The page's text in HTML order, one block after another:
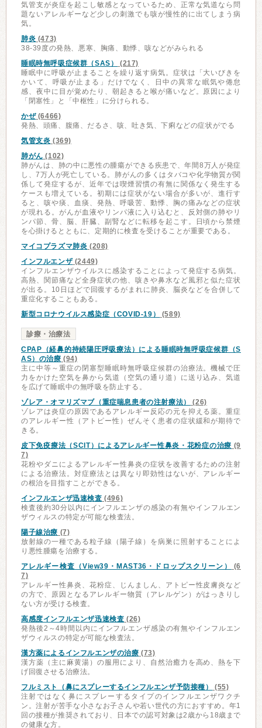
気管支が炎症を起こし敏感となっているため、正常な気道なら問
題ないアレルギーなど少しの刺激でも咳が慢性的に出てしまう病
気。
肺炎 (473)
38-39度の発熱、悪寒、胸痛、動悸、咳などがみられる
睡眠時無呼吸症候群（SAS）
(217)
睡眠中に呼吸が止まることを繰り返す病気。症状は「大いびきを
かいて、呼吸が止まる」だけでなく、日中の異常な眠気や倦怠
感、夜中に目が覚めたり、朝起きると喉が痛いなど。原因により
「閉塞性」と「中枢性」に分けられる。
かぜ(6466)
発熱、頭痛、腹痛、だるさ、咳、吐き気、下痢などの症状がでる
気管支炎 (369)
肺がん (102)
肺がんは、肺の中に悪性の腫瘍ができる疾患で、年間8万人が発症
し、7万人が死亡している。肺がんの多くはタバコや化学物質が関
係して発症するが、近年では喫煙習慣の有無に関係なく発生する
ケースも増えている。初期には症状がない場合が多いが、進行す
ると、咳や痰、血痰、発熱、呼吸苦、動悸、胸の痛みなどの症状
が現れる。がんが血液やリンパ液に入り込むと、反対側の肺やリ
ンパ節、骨、脳、肝臓、副腎などに転移を起こす。日頃から禁煙
を心掛けるとともに、定期的に検査を受けることが重要である。
マイコプラズマ肺炎 (208)
インフルエンザ(2449)
インフルエンザウイルスに感染することによって発症する病気。
高熱、関節痛など全身症状の他、咳きや鼻水など風邪と似た症状
が出る。10日ほどで回復するがまれに肺炎、脳炎などを合併して
重症化することもある。
新型コロナウイルス感染症（COVID-19）
(589)
診療・治療法
CPAP（経鼻的持続陽圧呼吸療法）による睡眠時無呼吸症候群（S
AS）の治療 (94)
主に中等～重症の閉塞型睡眠時無呼吸症候群の治療法。機械で圧
力をかけた空気を鼻から気道（空気の通り道）に送り込み、気道
を広げて睡眠中の無呼吸を防止する。
ゾレア・オマリズマブ（重症喘息患者の注射療法）
(26)
ゾレアは炎症の原因であるアレルギー反応の元を抑える薬。重症
のアレルギー性（アトピー性）ぜんそく患者の症状緩和が期待で
きる。
皮下免疫療法（SCIT）によるアレルギー性鼻炎・花粉症の治療 (9
7)
花粉やダニによるアレルギー性鼻炎の症状を改善するための注射
による治療法。対症療法とは異なり即効性はないが、アレルギー
の根治を目指すことができる。
インフルエンザ迅速検査 (496)
検査後約30分以内にインフルエンザの感染の有無やインフルエン
ザウィルスの特定が可能な検査法。
陽子線治療 (7)
放射線の一種である粒子線（陽子線）を病巣に照射することによ
り悪性腫瘍を治療する。
アレルギー検査（View39・MAST36・ドロップスクリーン）
(6
7)
アレルギー性鼻炎、花粉症、じんましん、アトピー性皮膚炎など
の方で、原因となるアレルギー物質（アレルゲン）がはっきりし
ない方が受ける検査。
高感度インフルエンザ迅速検査 (26)
発熱後2～4時間以内にインフルエンザ感染の有無やインフルエン
ザウィルスの特定が可能な検査法。
漢方薬によるインフルエンザの治療 (73)
漢方薬（主に麻黄湯）の服用により、自然治癒力を高め、熱を下
げ回復させる治療法。
フルミスト（鼻にスプレーするインフルエンザ予防接種）
(55)
注射ではなく鼻にスプレーするタイプのインフルエンザワクチ
ン。注射が苦手な小さなお子さんや若い世代の方におすすめ。年1
回の接種が推奨されており、日本での認可対象は2歳から18歳まで
の健康な方。